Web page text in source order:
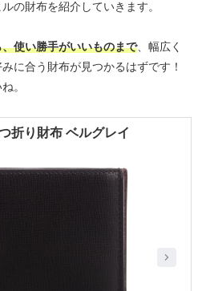
の財布を紹介していきます。
使い勝手がいいものまで、幅広く
に合う財布が見つかるはずです！
。
折り財布 ベルグレイ